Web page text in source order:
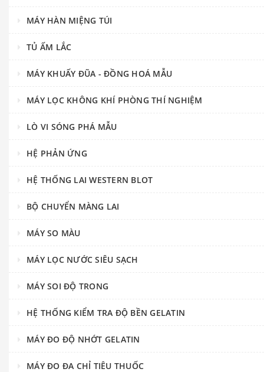
MÁY HÀN MIỆNG TÚI
TỦ ẤM LẮC
MÁY KHUẤY ĐŨA - ĐỒNG HOÁ MẪU
MÁY LỌC KHÔNG KHÍ PHÒNG THÍ NGHIỆM
LÒ VI SÓNG PHÁ MẪU
HỆ PHẢN ỨNG
HỆ THỐNG LAI WESTERN BLOT
BỘ CHUYỂN MÀNG LAI
MÁY SO MÀU
MÁY LỌC NƯỚC SIÊU SẠCH
MÁY SOI ĐỘ TRONG
HỆ THỐNG KIỂM TRA ĐỘ BỀN GELATIN
MÁY ĐO ĐỘ NHỚT GELATIN
MÁY ĐO ĐA CHỈ TIÊU THUỐC